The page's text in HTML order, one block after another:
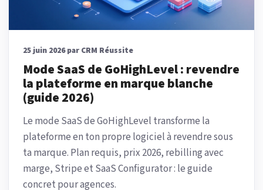
25 juin 2026 par CRM Réussite
Mode SaaS de GoHighLevel : revendre
la plateforme en marque blanche
(guide 2026)
Le mode SaaS de GoHighLevel transforme la
plateforme en ton propre logiciel à revendre sous
ta marque. Plan requis, prix 2026, rebilling avec
marge, Stripe et SaaS Configurator : le guide
concret pour agences.